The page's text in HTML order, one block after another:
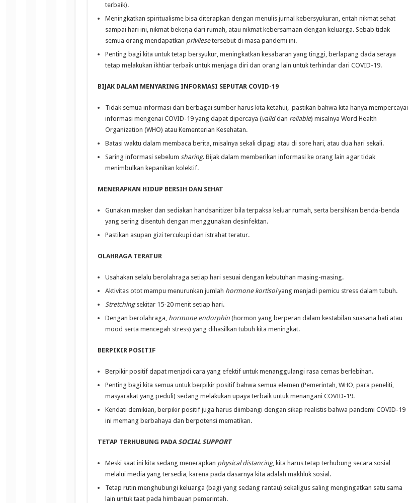
terbaik).
Meningkatkan spiritualisme bisa diterapkan dengan menulis jurnal kebersyukuran, entah nikmat sehat
sampai hari ini, nikmat bekerja dari rumah, atau nikmat kebersamaan dengan keluarga. Sebab tidak
semua orang mendapatkan privilesetersebut di masa pandemi ini.
Penting bagi kita untuk tetap bersyukur, meningkatkan kesabaran yang tinggi, berlapang dada seraya
tetap melakukan ikhtiar terbaik untuk menjaga diri dan orang lain untuk terhindar dari COVID-19.
BIJAK DALAM MENYARING INFORMASI SEPUTAR COVID-19
Tidak semua informasi dari berbagai sumber harus kita ketahui, pastikan bahwa kita hanya mempercayai
informasi mengenai COVID-19 yang dapat dipercaya (validdan reliable) misalnya Word Health
Organization (WHO) atau Kementerian Kesehatan.
Batasi waktu dalam membaca berita, misalnya sekali dipagi atau di sore hari, atau dua hari sekali.
Saring informasi sebelum sharing. Bijak dalam memberikan informasi ke orang lain agar tidak
menimbulkan kepanikan kolektif.
MENERAPKAN HIDUP BERSIH DAN SEHAT
Gunakan masker dan sediakan handsanitizer bila terpaksa keluar rumah, serta bersihkan benda-benda
yang sering disentuh dengan menggunakan desinfektan.
Pastikan asupan gizi tercukupi dan istrahat teratur.
OLAHRAGA TERATUR
Usahakan selalu berolahraga setiap hari sesuai dengan kebutuhan masing-masing.
Aktivitas otot mampu menurunkan jumlah hormone kortisolyang menjadi pemicu stress dalam tubuh.
Stretchingsekitar 15-20 menit setiap hari.
Dengan berolahraga, hormone endorphin(hormon yang berperan dalam kestabilan suasana hati atau
mood serta mencegah stress) yang dihasilkan tubuh kita meningkat.
BERPIKIR POSITIF
Berpikir positif dapat menjadi cara yang efektif untuk menanggulangi rasa cemas berlebihan.
Penting bagi kita semua untuk berpikir positif bahwa semua elemen (Pemerintah, WHO, para peneliti,
masyarakat yang peduli) sedang melakukan upaya terbaik untuk menangani COVID-19.
Kendati demikian, berpikir positif juga harus diimbangi dengan sikap realistis bahwa pandemi COVID-19
ini memang berbahaya dan berpotensi mematikan.
TETAP TERHUBUNG PADA SOCIAL SUPPORT
Meski saat ini kita sedang menerapkan physical distancing, kita harus tetap terhubung secara sosial
melalui media yang tersedia, karena pada dasarnya kita adalah makhluk sosial.
Tetap rutin menghubungi keluarga (bagi yang sedang rantau) sekaligus saling mengingatkan satu sama
lain untuk taat pada himbauan pemerintah.